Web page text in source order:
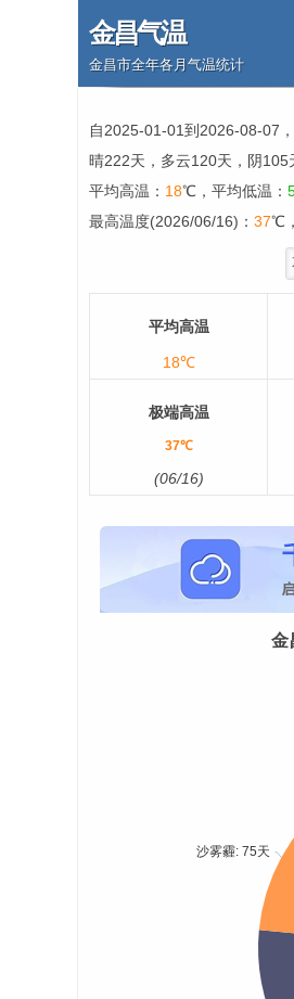
金昌气温
金昌市全年各月气温统计
自2025-01-01到2026-08-07，
晴222天，多云120天，阴105
平均高温： 18℃，平均低温：
最高温度(2026/06/16)： 37℃
平均高温
18℃
极端高温
37℃
(06/16)
金